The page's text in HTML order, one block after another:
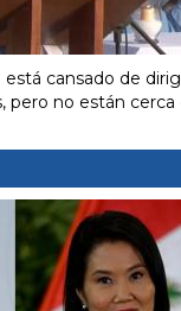
está cansado de
pero no están cerca